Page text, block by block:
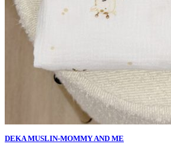
DEKA MUSLIN-MOMMY AND ME